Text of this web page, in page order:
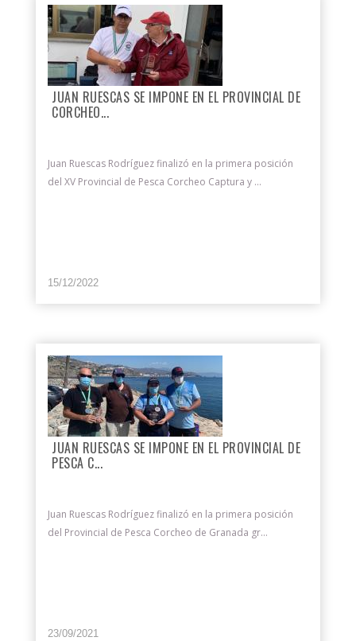
JUAN RUESCAS SE IMPONE EN EL PROVINCIAL DE
CORCHEO...
Juan Ruescas Rodríguez finalizó en la primera posición
del XV Provincial de Pesca Corcheo Captura y ...
15/12/2022
JUAN RUESCAS SE IMPONE EN EL PROVINCIAL DE
PESCA C...
Juan Ruescas Rodríguez finalizó en la primera posición
del Provincial de Pesca Corcheo de Granada gr...
23/09/2021